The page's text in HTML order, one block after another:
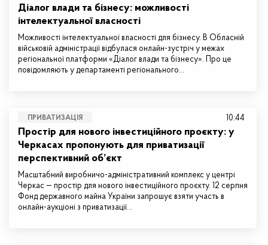
Діалог влади та бізнесу: можливості
інтелектуальної власності
Можливості інтелектуальної власності для бізнесу. В Обласній
військовій адміністрації відбулася онлайн-зустріч у межах
регіональної платформи «Діалог влади та бізнесу». Про це
повідомляють у департаменті регіонального…
ПРИВАТИЗАЦІЯ
Простір для нового інвестиційного проєкту: у
Черкасах пропонують для приватизації
перспективний об’єкт
Масштабний виробничо-адміністративний комплекс у центрі
Черкас — простір для нового інвестиційного проєкту. 12 серпня
Фонд державного майна України запрошує взяти участь в
онлайн-аукціоні з приватизації…
10:44